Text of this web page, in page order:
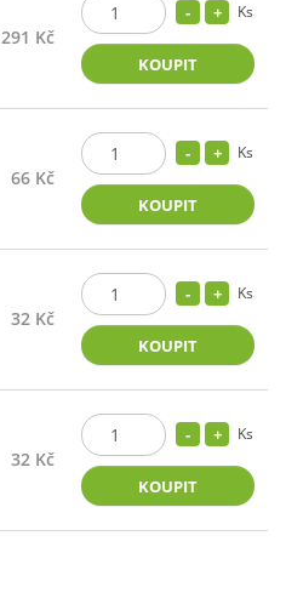
291 Kč
Ks
KOUPIT
66 Kč
Ks
KOUPIT
32 Kč
Ks
KOUPIT
32 Kč
Ks
KOUPIT